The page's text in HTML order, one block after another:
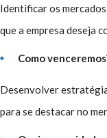
Identificar os
que a empresa deseja
Como
Desenvolver
para se destacar no